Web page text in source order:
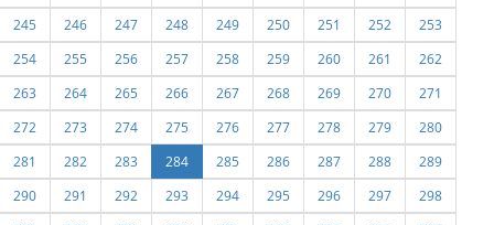
245
246 247 248 249 250 251 252
253
254
255 256 257 258 259 260 261
262
263
264 265 266 267 268 269 270
271
272
273 274 275 276 277 278 279
280
281
282 283 284 285 286 287 288
289
290
291 292 293 294 295 296 297
298